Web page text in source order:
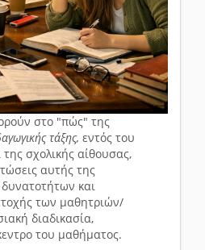
στο "πώς" της
τάξης, εντός του
σχολικής αίθουσας,
αυτής της
και
των μαθητριών/
διαδικασία,
του μαθήματος.